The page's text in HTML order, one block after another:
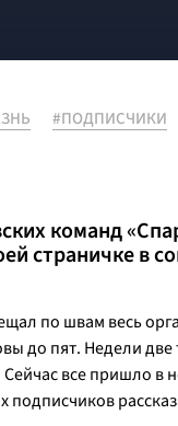
#ПОДПИСЧИКИ
команд
страничке в
по швам весь
до пят. Недели
все пришло в